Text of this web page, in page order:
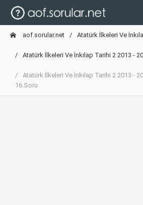
aof.sorular.net Atatürk İlkeleri Ve
Atatürk İlkeleri Ve İnkılap Tarihi 2 2013 -
Atatürk İlkeleri Ve İnkılap Tarihi 2 2013 -
16.Soru